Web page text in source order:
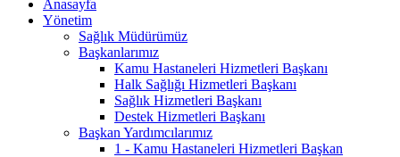
Anasayfa
Yönetim
Sağlık Müdürümüz
Başkanlarımız
Kamu Hastaneleri Hizmetleri Başkanı
Halk Sağlığı Hizmetleri Başkanı
Sağlık Hizmetleri Başkanı
Destek Hizmetleri Başkanı
Başkan Yardımcılarımız
1 - Kamu Hastaneleri Hizmetleri Başkan